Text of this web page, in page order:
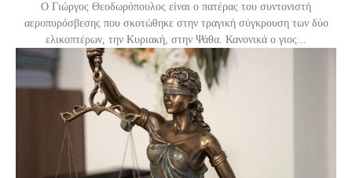
Ο Γιώργος Θεοδωρόπουλος είναι ο πατέρας του συντονιστή
αεροπυρόσβεσης που σκοτώθηκε στην τραγική σύγκρουση των δύο
ελικοπτέρων, την Κυριακή, στην Ψάθα. Κανονικά ο γιος...